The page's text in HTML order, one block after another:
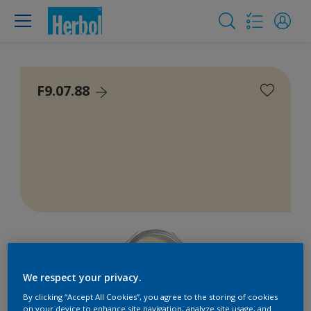
F9.07.88
We respect your privacy.
By clicking “Accept All Cookies”, you agree to the storing of cookies
on your device to enhance site navigation, analyze site usage, and